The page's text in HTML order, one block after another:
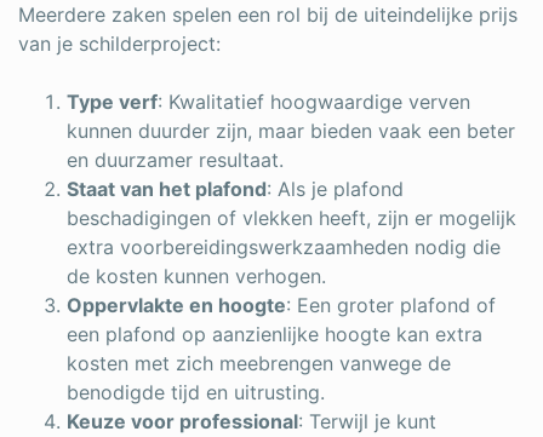
Meerdere zaken spelen een rol bij de uiteindelijke prijs
van je schilderproject:
Type verf: Kwalitatief hoogwaardige verven
kunnen duurder zijn, maar bieden vaak een beter
en duurzamer resultaat.
Staat van het plafond: Als je plafond
beschadigingen of vlekken heeft, zijn er mogelijk
extra voorbereidingswerkzaamheden nodig die
de kosten kunnen verhogen.
Oppervlakte en hoogte: Een groter plafond of
een plafond op aanzienlijke hoogte kan extra
kosten met zich meebrengen vanwege de
benodigde tijd en uitrusting.
Keuze voor professional: Terwijl je kunt